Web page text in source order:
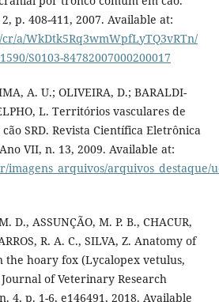
p. 408-411, 2007. Available at:
a/WkDtk5Rq3wmWpfLyTQ3vRTn/
S0103-84782007000200017
A. U.; OLIVEIRA, D.; BARALDI-
L. Territórios vasculares de
SRD. Revista Científica Eletrônica
VII, n. 13, 2009. Available at:
arquivos_destaque/
D., ASSUNÇÃO, M. P. B., CHACUR,
R. A. C., SILVA, Z. Anatomy of
hoary fox (Lycalopex vetulus,
of Veterinary Research
4, p. 1-6, e146491, 2018. Available